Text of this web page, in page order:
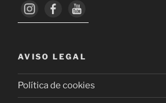
AVISO LEGAL
Política de cookies